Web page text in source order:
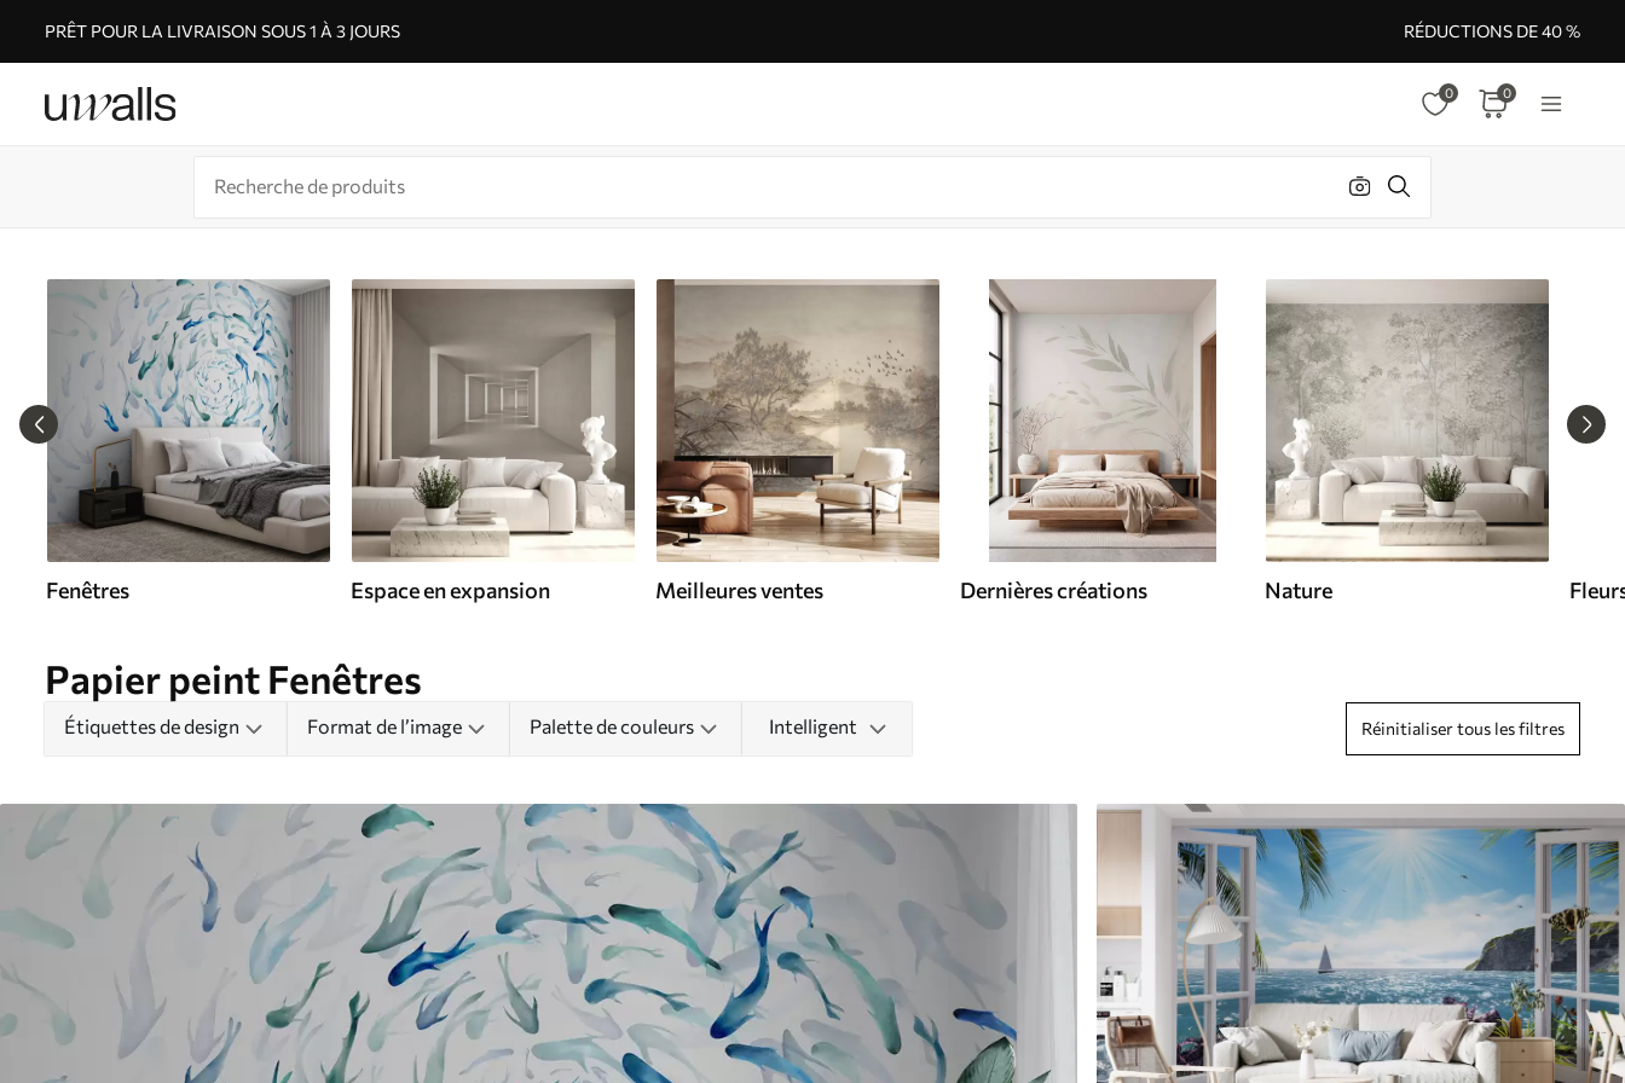
PRÊT POUR LA LIVRAISON SOUS 1 À 3 JOURS RÉDUCTIONS DE 40 %
0 0
Fenêtres Espace en expansion Meilleures ventes Dernières créations Nature
Papier peint Fenêtres
Étiquettes de design Format de l’image Palette de couleurs Intelligent Réinitialiser tous les filtres